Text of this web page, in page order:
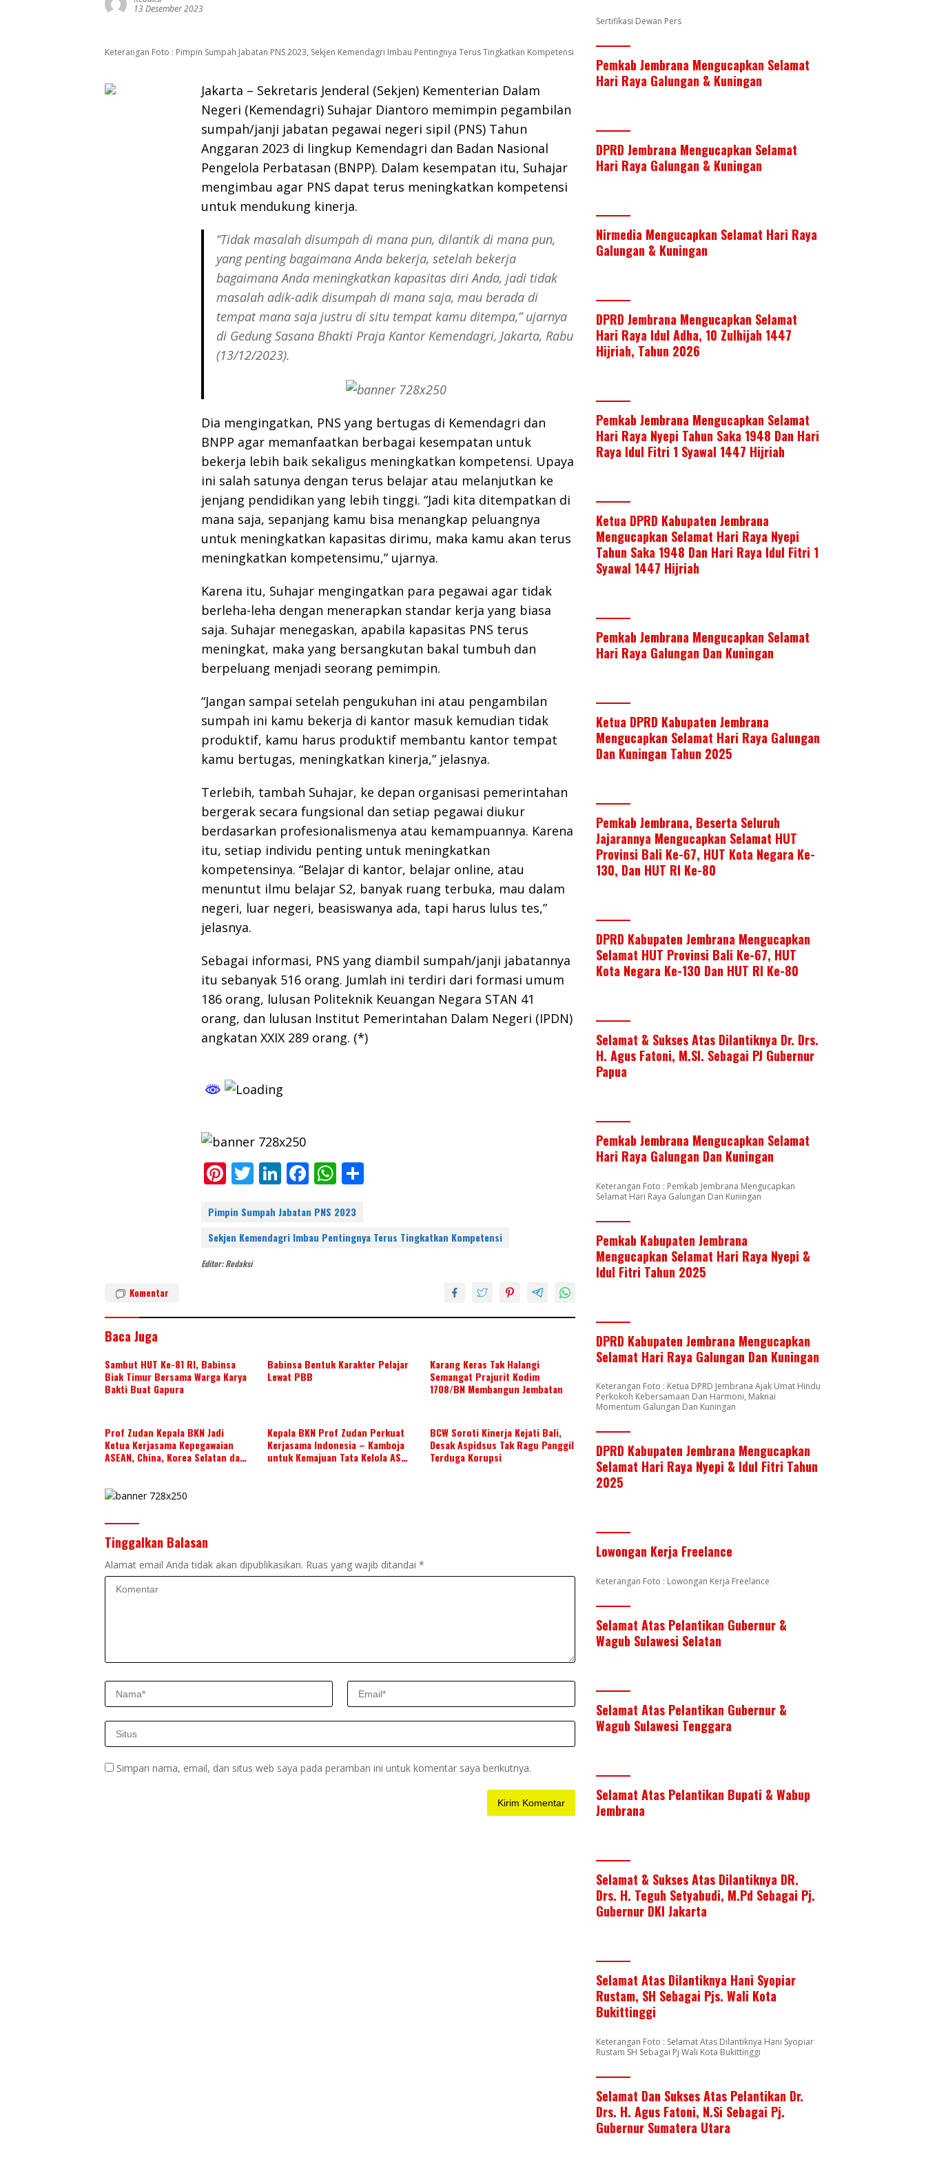
13 Desember 2023
Keterangan Foto : Pimpin Sumpah Jabatan PNS 2023, Sekjen Kemendagri Imbau Pentingnya Terus Tingkatkan Kompetensi
Jakarta – Sekretaris Jenderal (Sekjen) Kementerian Dalam
Negeri (Kemendagri) Suhajar Diantoro memimpin pegambilan
sumpah/janji jabatan pegawai negeri sipil (PNS) Tahun
Anggaran 2023 di lingkup Kemendagri dan Badan Nasional
Pengelola Perbatasan (BNPP). Dalam kesempatan itu, Suhajar
mengimbau agar PNS dapat terus meningkatkan kompetensi
untuk mendukung kinerja.
“Tidak masalah disumpah di mana pun, dilantik di mana pun,
yang penting bagaimana Anda bekerja, setelah bekerja
bagaimana Anda meningkatkan kapasitas diri Anda, jadi tidak
masalah adik-adik disumpah di mana saja, mau berada di
tempat mana saja justru di situ tempat kamu ditempa,” ujarnya
di Gedung Sasana Bhakti Praja Kantor Kemendagri, Jakarta, Rabu
(13/12/2023).
Dia mengingatkan, PNS yang bertugas di Kemendagri dan
BNPP agar memanfaatkan berbagai kesempatan untuk
bekerja lebih baik sekaligus meningkatkan kompetensi. Upaya
ini salah satunya dengan terus belajar atau melanjutkan ke
jenjang pendidikan yang lebih tinggi. “Jadi kita ditempatkan di
mana saja, sepanjang kamu bisa menangkap peluangnya
untuk meningkatkan kapasitas dirimu, maka kamu akan terus
meningkatkan kompetensimu,” ujarnya.
Karena itu, Suhajar mengingatkan para pegawai agar tidak
berleha-leha dengan menerapkan standar kerja yang biasa
saja. Suhajar menegaskan, apabila kapasitas PNS terus
meningkat, maka yang bersangkutan bakal tumbuh dan
berpeluang menjadi seorang pemimpin.
“Jangan sampai setelah pengukuhan ini atau pengambilan
sumpah ini kamu bekerja di kantor masuk kemudian tidak
produktif, kamu harus produktif membantu kantor tempat
kamu bertugas, meningkatkan kinerja,” jelasnya.
Terlebih, tambah Suhajar, ke depan organisasi pemerintahan
bergerak secara fungsional dan setiap pegawai diukur
berdasarkan profesionalismenya atau kemampuannya. Karena
itu, setiap individu penting untuk meningkatkan
kompetensinya. “Belajar di kantor, belajar online, atau
menuntut ilmu belajar S2, banyak ruang terbuka, mau dalam
negeri, luar negeri, beasiswanya ada, tapi harus lulus tes,”
jelasnya.
Sebagai informasi, PNS yang diambil sumpah/janji jabatannya
itu sebanyak 516 orang. Jumlah ini terdiri dari formasi umum
186 orang, lulusan Politeknik Keuangan Negara STAN 41
orang, dan lulusan Institut Pemerintahan Dalam Negeri (IPDN)
angkatan XXIX 289 orang. (*)
Pi
er
e
st
T
itt
er
Li
k
e
F
e
b
W
at
s e
Pimpin Sumpah Jabatan PNS 2023
Sekjen Kemendagri Imbau Pentingnya Terus Tingkatkan Kompetensi
Editor: Redaksi
Komentar
Baca Juga
Sambut HUT Ke-81 RI, Babinsa
Biak Timur Bersama Warga Karya
Bakti Buat Gapura
Babinsa Bentuk Karakter Pelajar
Lewat PBB
Karang Keras Tak Halangi
Semangat Prajurit Kodim
1708/BN Membangun Jembatan
Prof Zudan Kepala BKN Jadi
Ketua Kerjasama Kepegawaian
ASEAN, China, Korea Selatan dan
Kepala BKN Prof Zudan Perkuat
Kerjasama Indonesia – Kamboja
untuk Kemajuan Tata Kelola ASN
BCW Soroti Kinerja Kejati Bali,
Desak Aspidsus Tak Ragu Panggil
Terduga Korupsi
Tinggalkan Balasan
Alamat email Anda tidak akan dipublikasikan. Ruas yang wajib ditandai *
Simpan nama, email, dan situs web saya pada peramban ini untuk komentar saya berikutnya.
Sertifikasi Dewan Pers
Pemkab Jembrana Mengucapkan Selamat
Hari Raya Galungan & Kuningan
DPRD Jembrana Mengucapkan Selamat
Hari Raya Galungan & Kuningan
Nirmedia Mengucapkan Selamat Hari Raya
Galungan & Kuningan
DPRD Jembrana Mengucapkan Selamat
Hari Raya Idul Adha, 10 Zulhijah 1447
Hijriah, Tahun 2026
Pemkab Jembrana Mengucapkan Selamat
Hari Raya Nyepi Tahun Saka 1948 Dan Hari
Raya Idul Fitri 1 Syawal 1447 Hijriah
Ketua DPRD Kabupaten Jembrana
Mengucapkan Selamat Hari Raya Nyepi
Tahun Saka 1948 Dan Hari Raya Idul Fitri 1
Syawal 1447 Hijriah
Pemkab Jembrana Mengucapkan Selamat
Hari Raya Galungan Dan Kuningan
Ketua DPRD Kabupaten Jembrana
Mengucapkan Selamat Hari Raya Galungan
Dan Kuningan Tahun 2025
Pemkab Jembrana, Beserta Seluruh
Jajarannya Mengucapkan Selamat HUT
Provinsi Bali Ke-67, HUT Kota Negara Ke-
130, Dan HUT RI Ke-80
DPRD Kabupaten Jembrana Mengucapkan
Selamat HUT Provinsi Bali Ke-67, HUT
Kota Negara Ke-130 Dan HUT RI Ke-80
Selamat & Sukses Atas Dilantiknya Dr. Drs.
H. Agus Fatoni, M.SI. Sebagai PJ Gubernur
Papua
Pemkab Jembrana Mengucapkan Selamat
Hari Raya Galungan Dan Kuningan
Keterangan Foto : Pemkab Jembrana Mengucapkan
Selamat Hari Raya Galungan Dan Kuningan
Pemkab Kabupaten Jembrana
Mengucapkan Selamat Hari Raya Nyepi &
Idul Fitri Tahun 2025
DPRD Kabupaten Jembrana Mengucapkan
Selamat Hari Raya Galungan Dan Kuningan
Keterangan Foto : Ketua DPRD Jembrana Ajak Umat Hindu
Perkokoh Kebersamaan Dan Harmoni, Maknai
Momentum Galungan Dan Kuningan
DPRD Kabupaten Jembrana Mengucapkan
Selamat Hari Raya Nyepi & Idul Fitri Tahun
2025
Lowongan Kerja Freelance
Keterangan Foto : Lowongan Kerja Freelance
Selamat Atas Pelantikan Gubernur &
Wagub Sulawesi Selatan
Selamat Atas Pelantikan Gubernur &
Wagub Sulawesi Tenggara
Selamat Atas Pelantikan Bupati & Wabup
Jembrana
Selamat & Sukses Atas Dilantiknya DR.
Drs. H. Teguh Setyabudi, M.Pd Sebagai Pj.
Gubernur DKI Jakarta
Selamat Atas Dilantiknya Hani Syopiar
Rustam, SH Sebagai Pjs. Wali Kota
Bukittinggi
Keterangan Foto : Selamat Atas Dilantiknya Hani Syopiar
Rustam SH Sebagai Pj Wali Kota Bukittinggi
Selamat Dan Sukses Atas Pelantikan Dr.
Drs. H. Agus Fatoni, N.Si Sebagai Pj.
Gubernur Sumatera Utara